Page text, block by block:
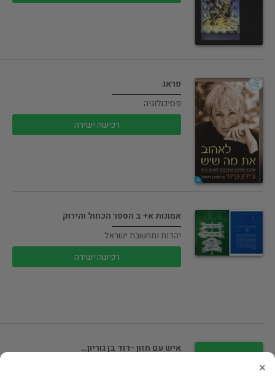
פראג
פסיכולוגיה
רכישה ישירה
אמונות א+ ב הספר הכחול והירוק
יהדות ומחשבת ישראל
רכישה ישירה
איש עם חזון -דוד בן גוריון…
×